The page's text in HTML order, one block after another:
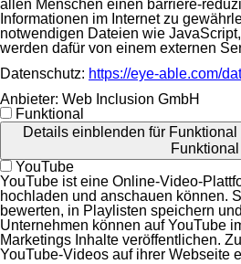
allen Menschen einen barriere-
Informationen im Internet zu
notwendigen Dateien wie
werden dafür von einem externen
Datenschutz: https://eye-able.com/
Anbieter: Web Inclusion GmbH
Funktional
Details einblenden für Funktional
Funktional
YouTube
YouTube ist eine Online-Video-
hochladen und anschauen können.
bewerten, in Playlisten speichern
Unternehmen können auf YouTube
Marketings Inhalte veröffentlichen.
YouTube-Videos auf ihrer Webseite